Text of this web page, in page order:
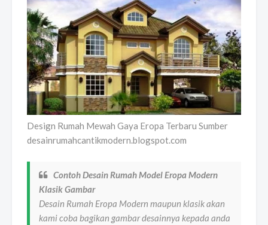
Design Rumah Mewah Gaya Eropa Terbaru Sumber
desainrumahcantikmodern.blogspot.com
Contoh Desain Rumah Model Eropa Modern
Klasik Gambar
Desain Rumah Eropa Modern maupun klasik akan
kami coba bagikan gambar desainnya kepada anda